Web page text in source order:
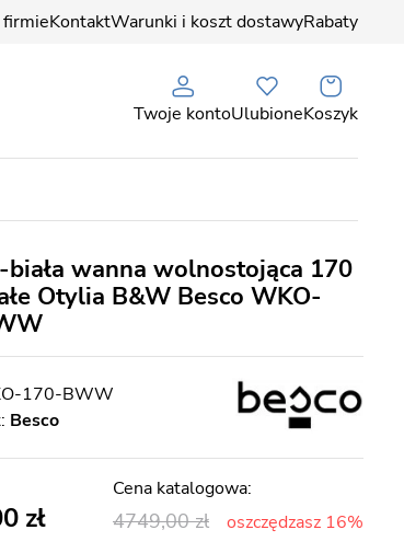
firmieKontaktWarunki i koszt dostawyRabaty
Twoje kontoUlubioneKoszyk
biała wanna wolnostojąca 170
Otylia B&W Besco WKO-
170-BWW
Besco
4749,00
oszczędzasz 16%